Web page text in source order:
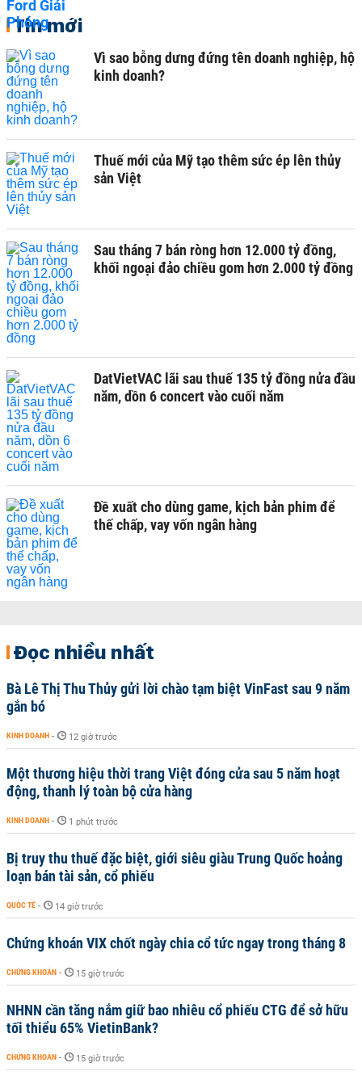
Tin mới
Vì sao bỗng dưng đứng tên doanh nghiệp, hộ
kinh doanh?
Thuế mới của Mỹ tạo thêm sức ép lên thủy
sản Việt
Sau tháng 7 bán ròng hơn 12.000 tỷ đồng,
khối ngoại đảo chiều gom hơn 2.000 tỷ đồng
DatVietVAC lãi sau thuế 135 tỷ đồng nửa đầu
năm, dồn 6 concert vào cuối năm
Đề xuất cho dùng game, kịch bản phim để
thế chấp, vay vốn ngân hàng
Đọc nhiều nhất
Bà Lê Thị Thu Thủy gửi lời chào tạm biệt VinFast sau 9 năm
gắn bó
KINH DOANH - 12 giờ trước
Một thương hiệu thời trang Việt đóng cửa sau 5 năm hoạt
động, thanh lý toàn bộ cửa hàng
KINH DOANH - 1 phút trước
Bị truy thu thuế đặc biệt, giới siêu giàu Trung Quốc hoảng
loạn bán tài sản, cổ phiếu
QUỐC TẾ - 14 giờ trước
Chứng khoán VIX chốt ngày chia cổ tức ngay trong tháng 8
CHỨNG KHOÁN - 15 giờ trước
NHNN cần tăng nắm giữ bao nhiêu cổ phiếu CTG để sở hữu
tối thiểu 65% VietinBank?
CHỨNG KHOÁN - 15 giờ trước